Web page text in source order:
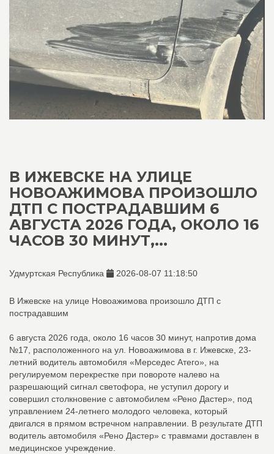
В ИЖЕВСКЕ НА УЛИЦЕ
НОВОАЖИМОВА ПРОИЗОШЛО
ДТП С ПОСТРАДАВШИМ 6
АВГУСТА 2026 ГОДА, ОКОЛО 16
ЧАСОВ 30 МИНУТ,...
Удмуртская Республика 2026-08-07 11:18:50
В Ижевске на улице Новоажимова произошло ДТП с
пострадавшим
6 августа 2026 года, около 16 часов 30 минут, напротив дома
№17, расположенного на ул. Новоажимова в г. Ижевске, 23-
летний водитель автомобиля «Мерседес Атего», на
регулируемом перекрестке при повороте налево на
разрешающий сигнал светофора, не уступил дорогу и
совершил столкновение с автомобилем «Рено Дастер», под
управлением 24-летнего молодого человека, который
двигался в прямом встречном направлении. В результате ДТП
водитель автомобиля «Рено Дастер» с травмами доставлен в
медицинское учреждение.